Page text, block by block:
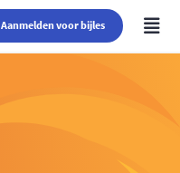
Aanmelden voor bijles